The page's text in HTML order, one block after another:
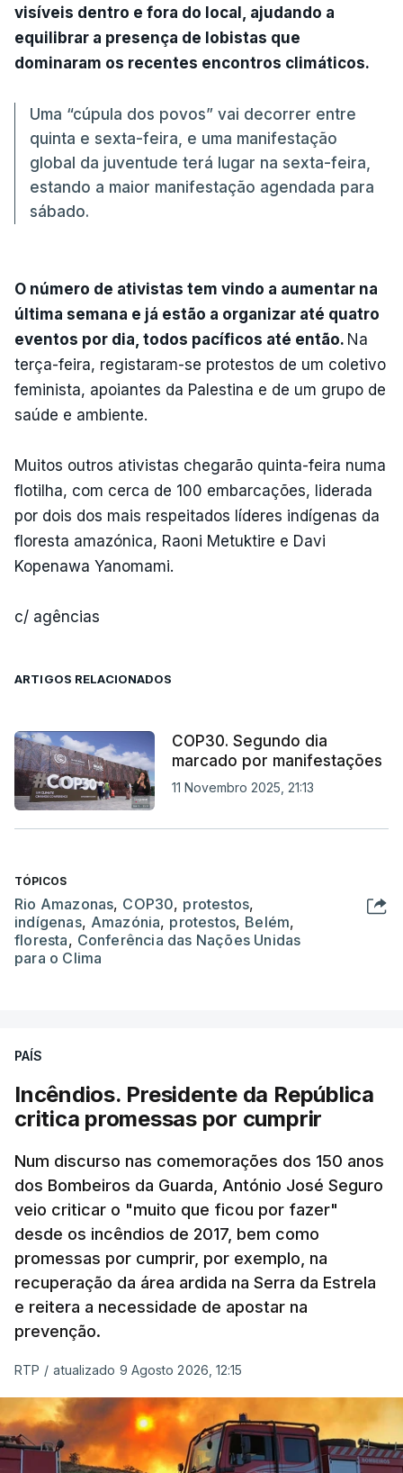
visíveis dentro e fora do local, ajudando a
equilibrar a presença de lobistas que
dominaram os recentes encontros climáticos.
Uma “cúpula dos povos” vai decorrer entre
quinta e sexta-feira, e uma manifestação
global da juventude terá lugar na sexta-feira,
estando a maior manifestação agendada para
sábado.
O número de ativistas tem vindo a aumentar na
última semana e já estão a organizar até quatro
eventos por dia, todos pacíficos até então. Na
terça-feira, registaram-se protestos de um coletivo
feminista, apoiantes da Palestina e de um grupo de
saúde e ambiente.
Muitos outros ativistas chegarão quinta-feira numa
flotilha, com cerca de 100 embarcações, liderada
por dois dos mais respeitados líderes indígenas da
floresta amazónica, Raoni Metuktire e Davi
Kopenawa Yanomami.
c/ agências
ARTIGOS RELACIONADOS
COP30. Segundo dia
marcado por manifestações
11 Novembro 2025, 21:13
TÓPICOS
Rio Amazonas, COP30, protestos,
indígenas, Amazónia, protestos, Belém,
floresta, Conferência das Nações Unidas
para o Clima
PAÍS
Incêndios. Presidente da República
critica promessas por cumprir
Num discurso nas comemorações dos 150 anos
dos Bombeiros da Guarda, António José Seguro
veio criticar o "muito que ficou por fazer"
desde os incêndios de 2017, bem como
promessas por cumprir, por exemplo, na
recuperação da área ardida na Serra da Estrela
e reitera a necessidade de apostar na
prevenção.
RTP / atualizado 9 Agosto 2026, 12:15